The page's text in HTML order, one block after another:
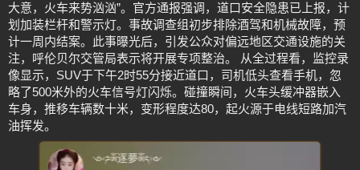
大意，火车来势汹汹”。官方通报强调，道口安全隐患已上报，计
划加装栏杆和警示灯。事故调查组初步排除酒驾和机械故障，预
计一周内结案。此事曝光后，引发公众对偏远地区交通设施的关
注，呼伦贝尔交管局表示将开展专项整治。 从全过程看，监控录
像显示，SUV于下午2时55分接近道口，司机低头查看手机，忽
略了500米外的火车信号灯闪烁。碰撞瞬间，火车头缓冲器嵌入
车身，推移车辆数十米，变形程度达80，起火源于电线短路加汽
油挥发。